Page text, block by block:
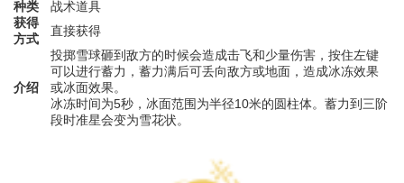
种类
战术道具
获得
方式
直接获得
介绍
投掷雪球砸到敌方的时候会造成击飞和少量伤害，按住左键
可以进行蓄力，蓄力满后可丢向敌方或地面，造成冰冻效果
或冰面效果。
冰冻时间为5秒，冰面范围为半径10米的圆柱体。蓄力到三阶
段时准星会变为雪花状。